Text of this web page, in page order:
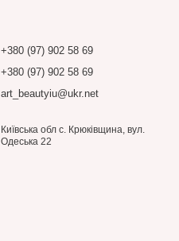
+380 (97) 902 58 69
+380 (97) 902 58 69
art_beautyiu@ukr.net
Київська обл с. Крюківщина, вул.
Одеська 22